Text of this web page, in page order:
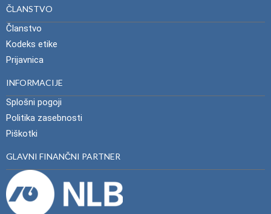
ČLANSTVO
Članstvo
Kodeks etike
Prijavnica
INFORMACIJE
Splošni pogoji
Politika zasebnosti
Piškotki
GLAVNI FINANČNI PARTNER